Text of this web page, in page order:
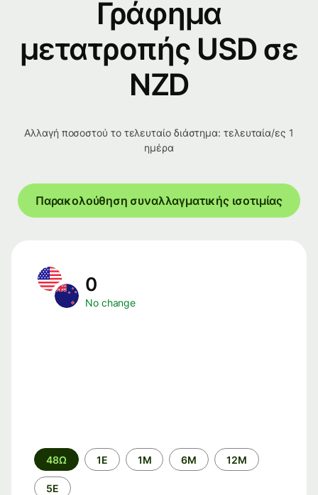
Γράφημα
μετατροπής USD σε
NZD
Αλλαγή ποσοστού το τελευταίο διάστημα: τελευταία/ες 1
ημέρα
Παρακολούθηση συναλλαγματικής ισοτιμίας
0
No change
Time
period
48Ω 1Ε 1M 6M 12M
5Ε